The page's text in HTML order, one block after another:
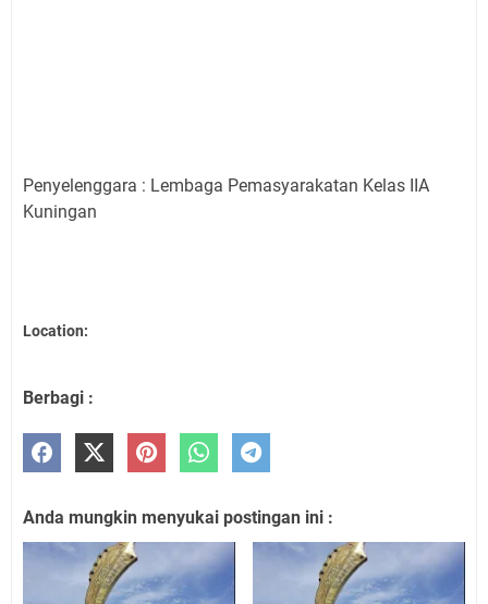
Penyelenggara : Lembaga Pemasyarakatan Kelas IIA
Kuningan
Location:
Berbagi :
Anda mungkin menyukai postingan ini :